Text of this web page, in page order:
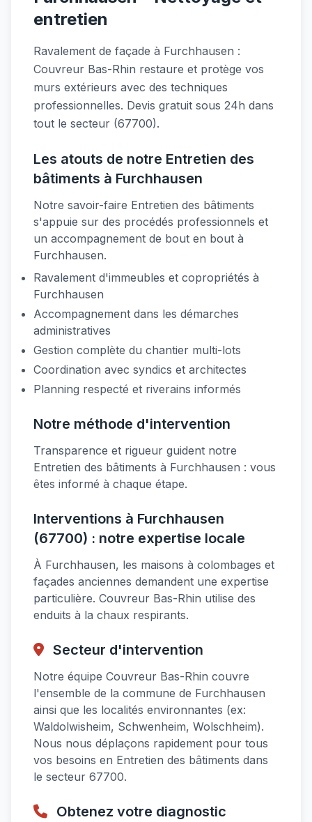
entretien
Ravalement de façade à Furchhausen :
Couvreur Bas-Rhin restaure et protège vos
murs extérieurs avec des techniques
professionnelles. Devis gratuit sous 24h dans
tout le secteur (67700).
Les atouts de notre Entretien des
bâtiments à Furchhausen
Notre savoir-faire Entretien des bâtiments
s'appuie sur des procédés professionnels et
un accompagnement de bout en bout à
Furchhausen.
Ravalement d'immeubles et copropriétés à
Furchhausen
Accompagnement dans les démarches
administratives
Gestion complète du chantier multi-lots
Coordination avec syndics et architectes
Planning respecté et riverains informés
Notre méthode d'intervention
Transparence et rigueur guident notre
Entretien des bâtiments à Furchhausen : vous
êtes informé à chaque étape.
Interventions à Furchhausen
(67700) : notre expertise locale
À Furchhausen, les maisons à colombages et
façades anciennes demandent une expertise
particulière. Couvreur Bas-Rhin utilise des
enduits à la chaux respirants.
Secteur d'intervention
Notre équipe Couvreur Bas-Rhin couvre
l'ensemble de la commune de Furchhausen
ainsi que les localités environnantes (ex:
Waldolwisheim, Schwenheim, Wolschheim).
Nous nous déplaçons rapidement pour tous
vos besoins en Entretien des bâtiments dans
le secteur 67700.
Obtenez votre diagnostic